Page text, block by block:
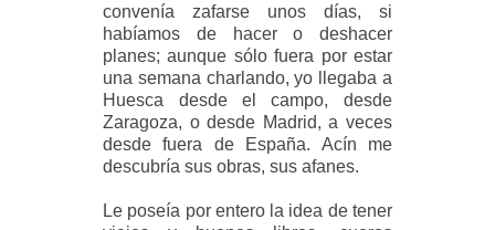
convenía zafarse unos días, si
habíamos de hacer o deshacer
planes; aunque sólo fuera por estar
una semana charlando, yo llegaba a
Huesca desde el campo, desde
Zaragoza, o desde Madrid, a veces
desde fuera de España. Acín me
descubría sus obras, sus afanes.
Le poseía por entero la idea de tener